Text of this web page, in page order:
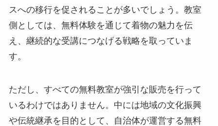
スへの移行を促されることが多いでしょう。教室
側としては、無料体験を通じて着物の魅力を伝
え、継続的な受講につなげる戦略を取っていま
す。
ただし、すべての無料教室が強引な販売を行って
いるわけではありません。中には地域の文化振興
や伝統継承を目的として、自治体が運営する無料